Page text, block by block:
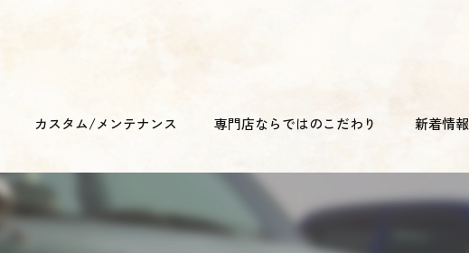
カスタム/メンテナンス 専門店ならではのこだわり 新着情報